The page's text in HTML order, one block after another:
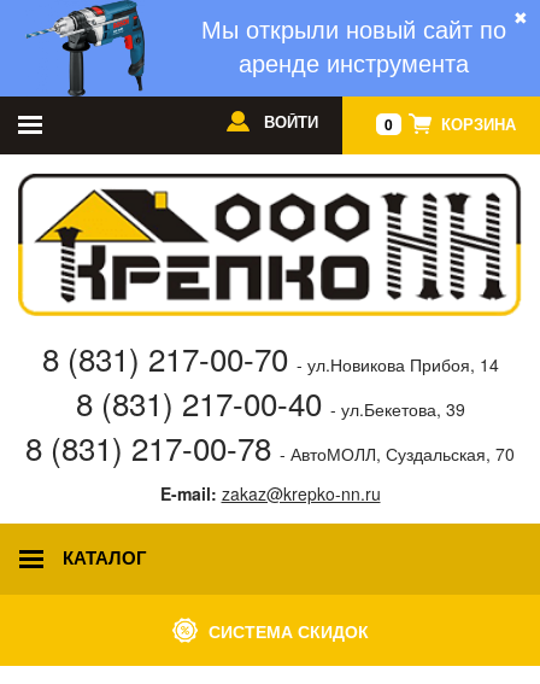
✖
Мы открыли новый сайт по
аренде инструмента
0 КОРЗИНА
ВОЙТИ
8 (831) 217-00-70 - ул.Новикова Прибоя, 14
8 (831) 217-00-40 - ул.Бекетова, 39
8 (831) 217-00-78 - АвтоМОЛЛ, Суздальская, 70
E-mail: zakaz@krepko-nn.ru
КАТАЛОГ
СИСТЕМА СКИДОК